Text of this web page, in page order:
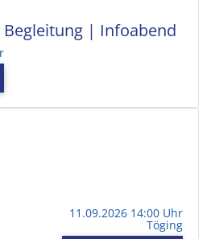
| Infoabend
11.09.2026 14:00 Uhr
Töging